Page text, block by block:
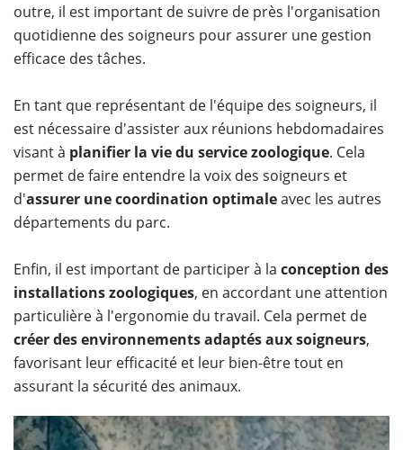
outre, il est important de suivre de près l'organisation
quotidienne des soigneurs pour assurer une gestion
efficace des tâches.
En tant que représentant de l'équipe des soigneurs, il
est nécessaire d'assister aux réunions hebdomadaires
visant à planifier la vie du service zoologique. Cela
permet de faire entendre la voix des soigneurs et
d'assurer une coordination optimaleavec les autres
départements du parc.
Enfin, il est important de participer à la conception des
installations zoologiques, en accordant une attention
particulière à l'ergonomie du travail. Cela permet de
créer des environnements adaptés aux soigneurs,
favorisant leur efficacité et leur bien-être tout en
assurant la sécurité des animaux.